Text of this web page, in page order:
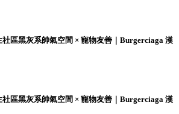
社區黑灰系帥氣空間 × 寵物友善｜Burgerciaga 漢
社區黑灰系帥氣空間 × 寵物友善｜Burgerciaga 漢